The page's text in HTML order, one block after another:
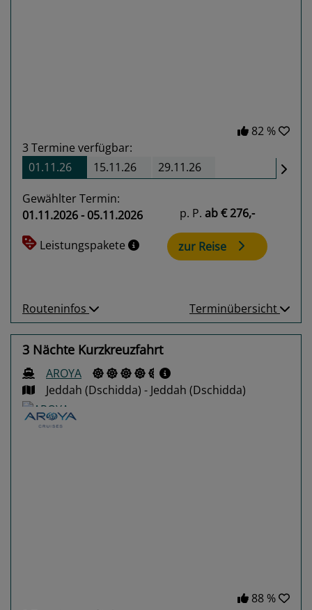
82 %
3 Termine verfügbar:
01.11.26
15.11.26 29.11.26
Gewählter Termin:
01.11.2026 - 05.11.2026
Leistungspakete
p. P. ab€ 276,-
zur Reise
Routeninfos Terminübersicht
3 Nächte Kurzkreuzfahrt
AROYA
Jeddah (Dschidda) - Jeddah (Dschidda)
88 %